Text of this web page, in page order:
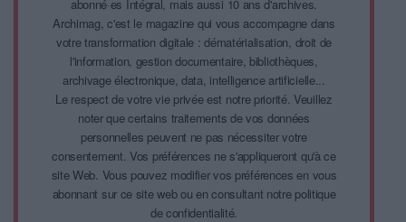
abonné·es Intégral, mais aussi 10 ans d'archives.
Archimag, c'est le magazine qui vous accompagne dans
votre transformation digitale : dématérialisation, droit de
l'information, gestion documentaire, bibliothèques,
archivage électronique, data, intelligence artificielle...
Le respect de votre vie privée est notre priorité. Veuillez
noter que certains traitements de vos données
personnelles peuvent ne pas nécessiter votre
consentement. Vos préférences ne s'appliqueront qu'à ce
site Web. Vous pouvez modifier vos préférences en vous
abonnant sur ce site web ou en consultant notre politique
de confidentialité.